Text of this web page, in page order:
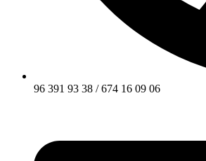
96 391 93 38 / 674 16 09 06